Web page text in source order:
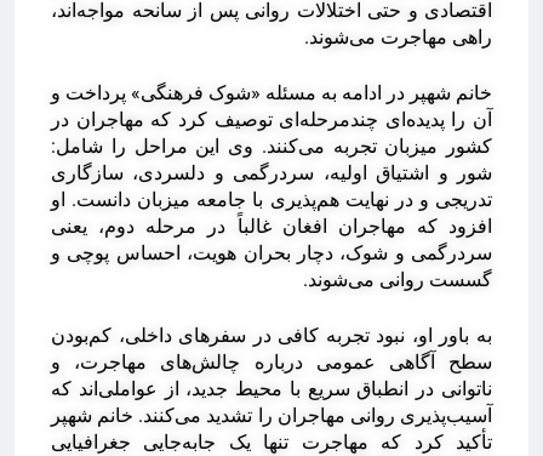
اقتصادی و حتی اختلالات روانی پس از سانحه مواجه‌اند،
راهی مهاجرت می‌شوند.
‎خانم شهپر در ادامه به مسئله «شوک فرهنگی» پرداخت و
آن را پدیده‌ای چندمرحله‌ای توصیف کرد که مهاجران در
کشور میزبان تجربه می‌کنند. وی این مراحل را شامل:
شور و اشتیاق اولیه، سردرگمی و دلسردی، سازگاری
تدریجی و در نهایت هم‌پذیری با جامعه میزبان دانست. او
افزود که مهاجران افغان غالباً در مرحله دوم، یعنی
سردرگمی و شوک، دچار بحران هویت، احساس پوچی و
گسست روانی می‌شوند.
‎به باور او، نبود تجربه کافی در سفرهای داخلی، کم‌بودن
سطح آگاهی عمومی درباره چالش‌های مهاجرت، و
ناتوانی در انطباق سریع با محیط جدید، از عواملی‌اند که
آسیب‌پذیری روانی مهاجران را تشدید می‌کنند. خانم شهپر
تأکید کرد که مهاجرت تنها یک جابه‌جایی جغرافیایی